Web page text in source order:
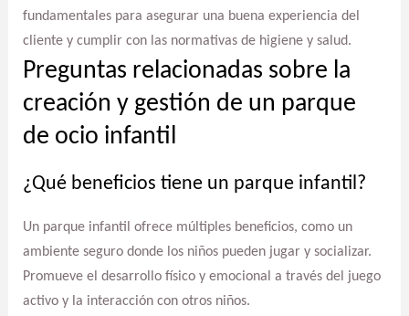
fundamentales para asegurar una buena experiencia del
cliente y cumplir con las normativas de higiene y salud.
Preguntas relacionadas sobre la
creación y gestión de un parque
de ocio infantil
¿Qué beneficios tiene un parque infantil?
Un parque infantil ofrece múltiples beneficios, como un
ambiente seguro donde los niños pueden jugar y socializar.
Promueve el desarrollo físico y emocional a través del juego
activo y la interacción con otros niños.